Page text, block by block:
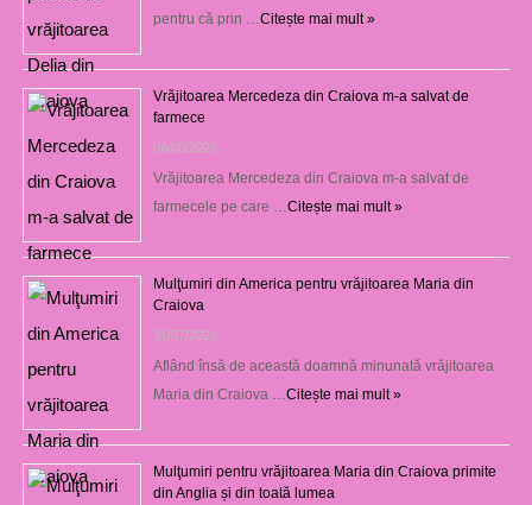
pentru că prin … Citește mai mult »
Vrăjitoarea Mercedeza din Craiova m-a salvat de
farmece
06/08/2026
Vrăjitoarea Mercedeza din Craiova m-a salvat de
farmecele pe care … Citește mai mult »
Mulţumiri din America pentru vrăjitoarea Maria din
Craiova
31/07/2026
Aflând însă de această doamnă minunată vrăjitoarea
Maria din Craiova … Citește mai mult »
Mulţumiri pentru vrăjitoarea Maria din Craiova primite
din Anglia și din toată lumea